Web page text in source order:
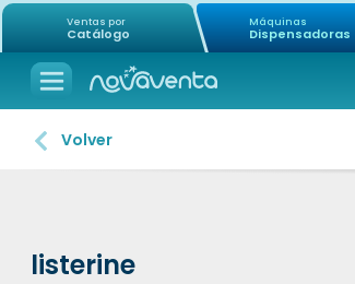
Ventas por
Catálogo
Máquinas
Dispensadoras
Volver
listerine